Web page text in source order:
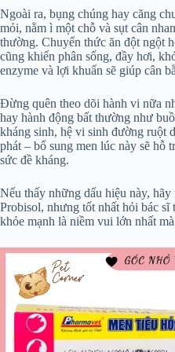
Ngoài ra, bụng chúng hay căng
mỏi, nằm ì một chỗ và sụt cân
thường. Chuyển thức ăn đột ngột
cũng khiến phân sống, đầy hơi,
enzyme và lợi khuẩn sẽ giúp cân
Đừng quên theo dõi hành vi nữa
hay hành động bất thường như
kháng sinh, hệ vi sinh đường ruột
phát – bổ sung men lúc này sẽ hỗ
sức đề kháng.
Nếu thấy những dấu hiệu này,
Probisol, nhưng tốt nhất hỏi bác
khỏe mạnh là niềm vui lớn nhất